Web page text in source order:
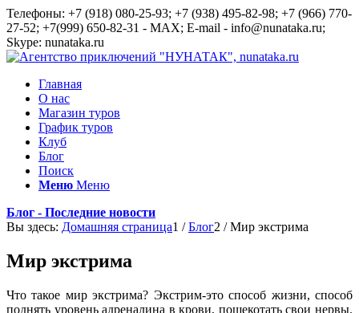
Телефоны: +7 (918) 080-25-93; +7 (938) 495-82-98; +7 (966) 770-
27-52; +7(999) 650-82-31 - MAX; E-mail - info@nunataka.ru;
Skype: nunataka.ru
Главная
О нас
Магазин туров
График туров
Клуб
Блог
Поиск
Меню Меню
Блог - Последние новости
Вы здесь: Домашняя страница1 / Блог2 / Мир экстрима
Мир экстрима
Что такое мир экстрима? Экстрим-это способ жизни, способ
поднять уровень адреналина в крови, пощекотать свои нервы.